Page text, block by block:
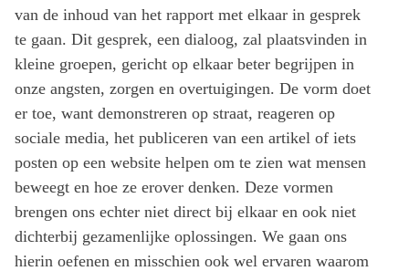
van de inhoud van het rapport met elkaar in gesprek
te gaan. Dit gesprek, een dialoog, zal plaatsvinden in
kleine groepen, gericht op elkaar beter begrijpen in
onze angsten, zorgen en overtuigingen. De vorm doet
er toe, want demonstreren op straat, reageren op
sociale media, het publiceren van een artikel of iets
posten op een website helpen om te zien wat mensen
beweegt en hoe ze erover denken. Deze vormen
brengen ons echter niet direct bij elkaar en ook niet
dichterbij gezamenlijke oplossingen. We gaan ons
hierin oefenen en misschien ook wel ervaren waarom